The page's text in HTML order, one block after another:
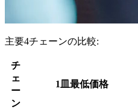
主要4チェーンの比較:
チ
ェ
ー
ン
1皿最低価格